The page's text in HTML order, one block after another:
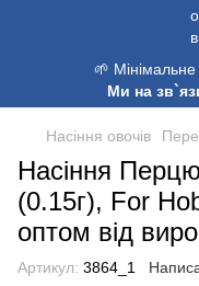
🌱
Ми на
Насіння овочів
Насіння
(0.15г), For
оптом від
Артикул: 3864_1